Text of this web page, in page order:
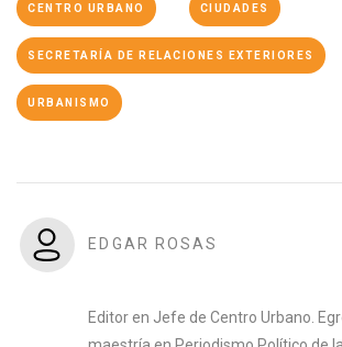
CENTRO URBANO CIUDADES
SECRETARÍA DE RELACIONES EXTERIORES
URBANISMO
EDGAR ROSAS
Editor en Jefe de Centro Urbano.